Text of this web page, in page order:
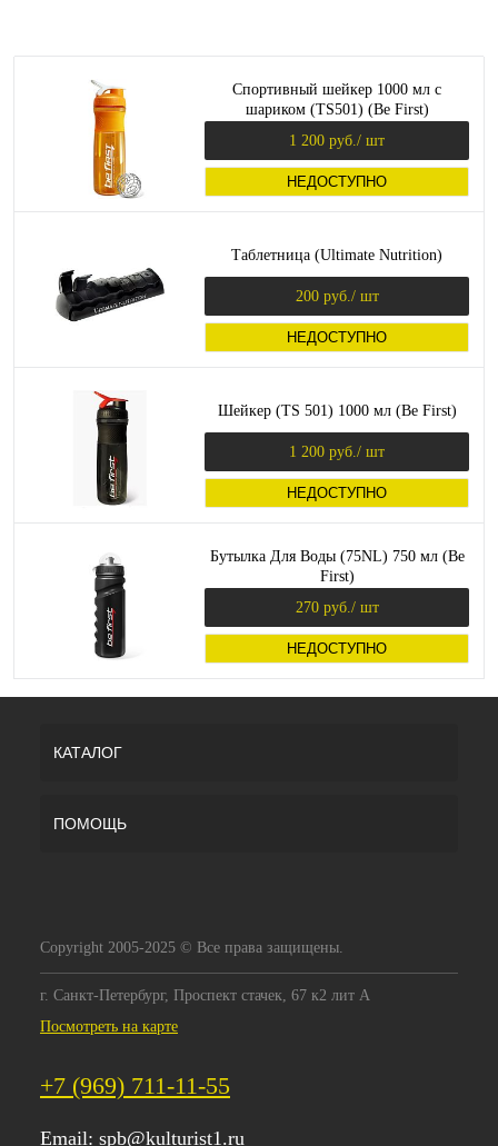
Спортивный шейкер 1000 мл с
шариком (TS501) (Be First)
1 200 руб. / шт
НЕДОСТУПНО
Таблетница (Ultimate Nutrition)
200 руб. / шт
НЕДОСТУПНО
Шейкер (TS 501) 1000 мл (Be First)
1 200 руб. / шт
НЕДОСТУПНО
Бутылка Для Воды (75NL) 750 мл (Be
First)
270 руб. / шт
НЕДОСТУПНО
КАТАЛОГ
ПОМОЩЬ
Copyright 2005-2025 © Все права защищены.
г. Санкт-Петербург, Проспект стачек, 67 к2 лит А
Посмотреть на карте
+7 (969) 711-11-55
Email: spb@kulturist1.ru